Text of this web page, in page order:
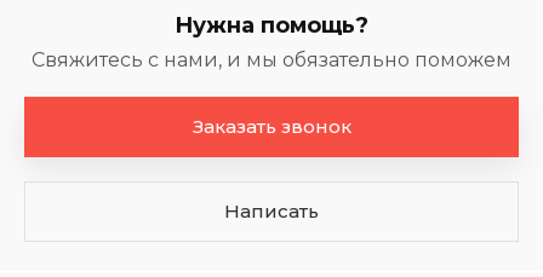
Нужна помощь?
Свяжитесь с нами, и мы обязательно поможем
Заказать звонок
Написать